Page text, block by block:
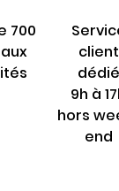
700
client
dédié
9h à
hors
end